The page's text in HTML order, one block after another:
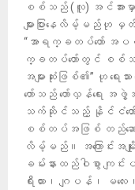
စစ်သည် (လူ) အင်အားမှာ
များပြားနေလိမ့်မည်ဟု
“အာရက္ခတပ်တော် အပစ်
က္ခတပ်တော်တွင် စစ်
အများဆုံးဖြစ်၏” ဟု ရေ
တော်သည် တော်လှန်ရေး
သက်ဆိုင်သည့် နိုင်ငံတော်
စစ်တပ်အဖြစ် တည်ဆော
လိမ့်မည်။ အကြောင်းအမျို
ခမ်းနားထည်ဝါစွာ က
ရီးယား၊ ဂျပန်၊ မလေ